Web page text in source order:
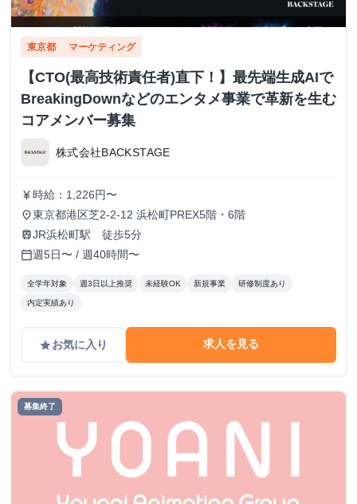
東京都 マーケティング
【CTO(最高技術責任者)直下！】最先端生成AIで
BreakingDownなどのエンタメ事業で革新を生む
コアメンバー募集
株式会社BACKSTAGE
currency_yen 時給：1,226円〜
place東京都港区芝2-2-12 浜松町PREX5階・6階
trainJR浜松町駅 徒歩5分
calendar_today週5日〜 / 週40時間〜
全学年対象 週3日以上推奨 未経験OK 新規事業 研修制度あり
内定実績あり
gradeお気に入り 求人を見る
募集終了